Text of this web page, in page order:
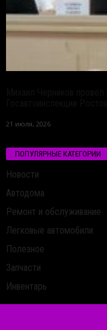
21 июля, 2026
ПОПУЛЯРНЫЕ КАТЕГОРИИ
Новости
Автодома
Ремонт и обслуживание
Легковые автомобили
Полезное
Запчасти
Инвентарь